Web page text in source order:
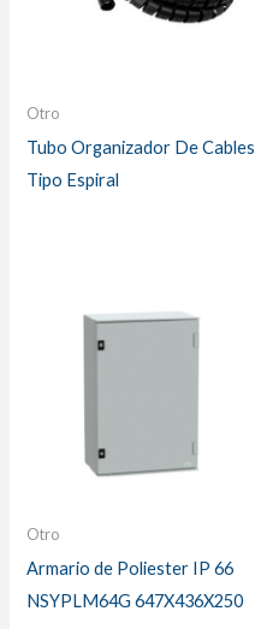
Otro
Tubo Organizador De Cables
Tipo Espiral
Otro
Armario de Poliester IP 66
NSYPLM64G 647X436X250